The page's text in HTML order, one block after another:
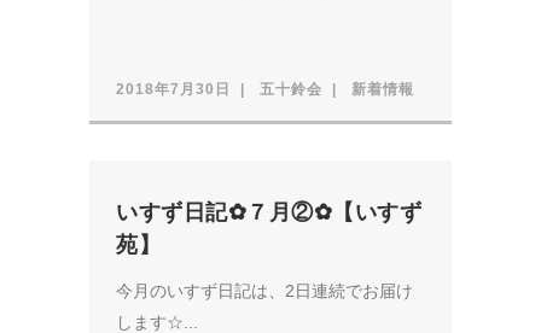
2018年7月30日 五十鈴会 新着情報
いすず日記✿７月②✿【いすず
苑】
今月のいすず日記は、2日連続でお届け
します☆...